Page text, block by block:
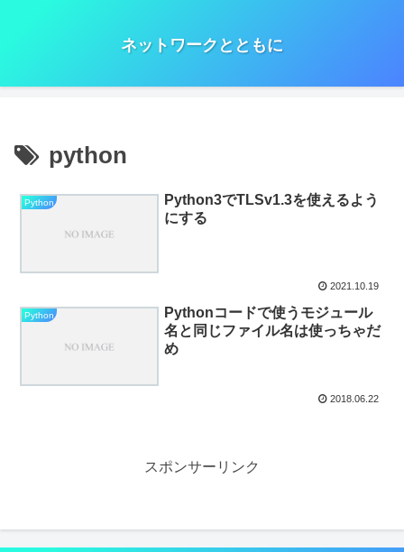
ネットワークとともに
python
Python
Python3でTLSv1.3を使えるよう
にする
2021.10.19
Python
Pythonコードで使うモジュール
名と同じファイル名は使っちゃだ
め
2018.06.22
スポンサーリンク